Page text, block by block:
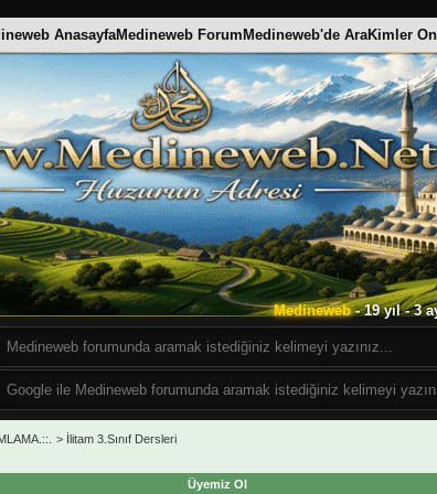
AnasayfaMedineweb Forum Medineweb'de AraKimler
Medineweb- 19 yıl - 3
> İlitam 3.Sınıf Dersleri
Üyemiz Ol